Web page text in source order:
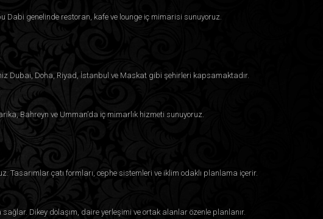
Dabi genelinde restoran, kafe ve lounge iç mimarisi sunuyoruz.
Dubai, Doha, Riyad, İstanbul ve Maskat gibi şehirleri kapsamaktadır.
Bahreyn ve Umman’da iç mimarlık hizmeti sunuyoruz.
Tasarımlar çatı formları, cephe sistemleri ve iklim odaklı planlama içerir.
Dikey dolaşım, daire yerleşimi ve ortak alanlar özenle planlanır.